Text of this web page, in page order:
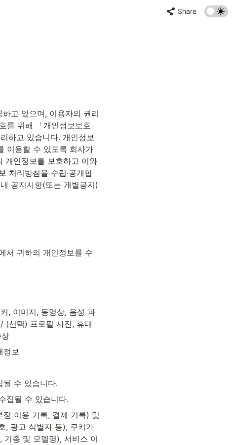
Share
고 있으며, 이용자의 권리
를 위해 「개인정보보호
하고 있습니다. 개인정보
이용할 수 있도록 회사가
개인정보를 보호하고 이와
처리방침을 수립·공개합
공지사항(또는 개별공지)
서 귀하의 개인정보를 수
, 이미지, 동영상, 음성 파
(선택) 프로필 사진, 휴대
정보
수 있습니다.
집될 수 있습니다.
이용 기록, 결제 기록) 및
, 광고 식별자 등), 쿠키가
기종 및 모델명), 서비스 이